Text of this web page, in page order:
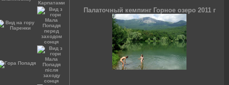
Палаточный кемпинг Горное озеро 2011 г